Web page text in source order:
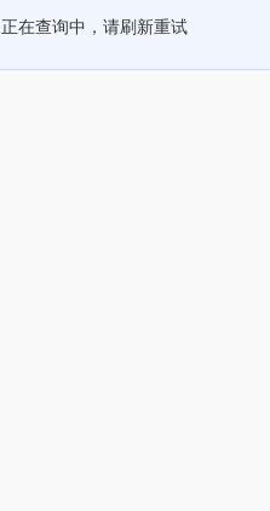
正在查询中，请刷新重试